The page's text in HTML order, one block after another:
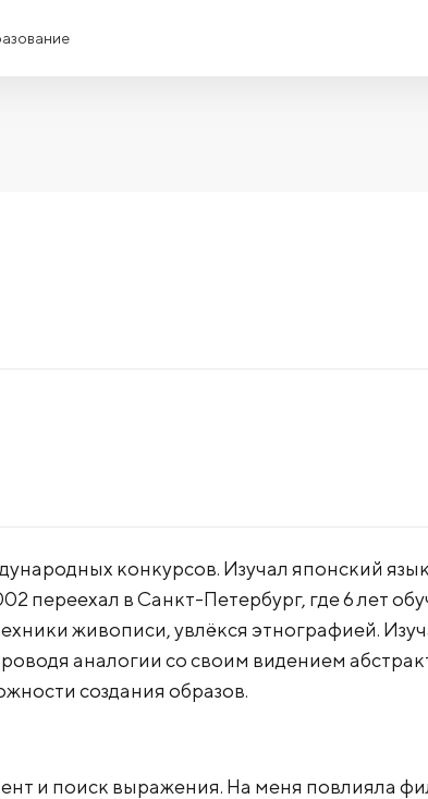
конкурсов. Изучал японский
переехал в Санкт-Петербург, где 6 лет
живописи, увлёкся этнографией.
аналогии со своим видением
создания образов.
и поиск выражения. На меня повлияла